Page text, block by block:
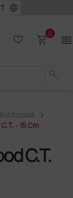
language
search
favorite_border shopping_cart0 two_pager
- 15 Cm
C.T.